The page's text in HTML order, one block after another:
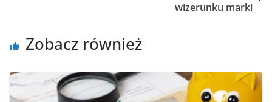
wizerunku marki
Zobacz również